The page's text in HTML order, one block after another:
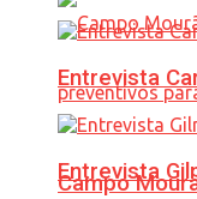
Campo
Entrevista
Entrevista